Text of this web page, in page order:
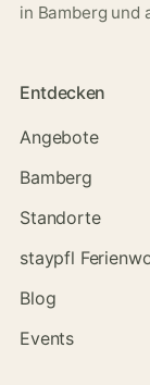
in Bamberg und
Entdecken
Angebote
Bamberg
Standorte
staypfl
Blog
Events